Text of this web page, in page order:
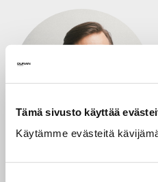
Tämä sivusto käyttää
Käytämme evästeitä